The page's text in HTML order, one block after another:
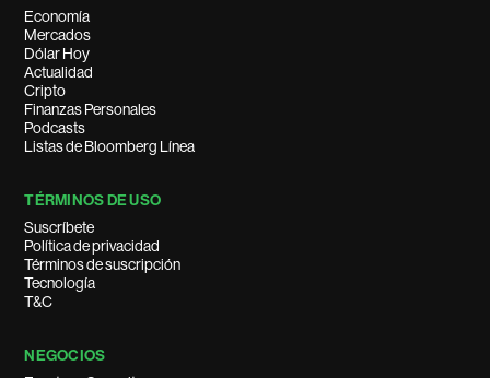
Economía
Mercados
Dólar Hoy
Actualidad
Cripto
Finanzas Personales
Podcasts
Listas de Bloomberg Línea
TÉRMINOS DE USO
Suscríbete
Política de privacidad
Términos de suscripción
Tecnología
T&C
NEGOCIOS